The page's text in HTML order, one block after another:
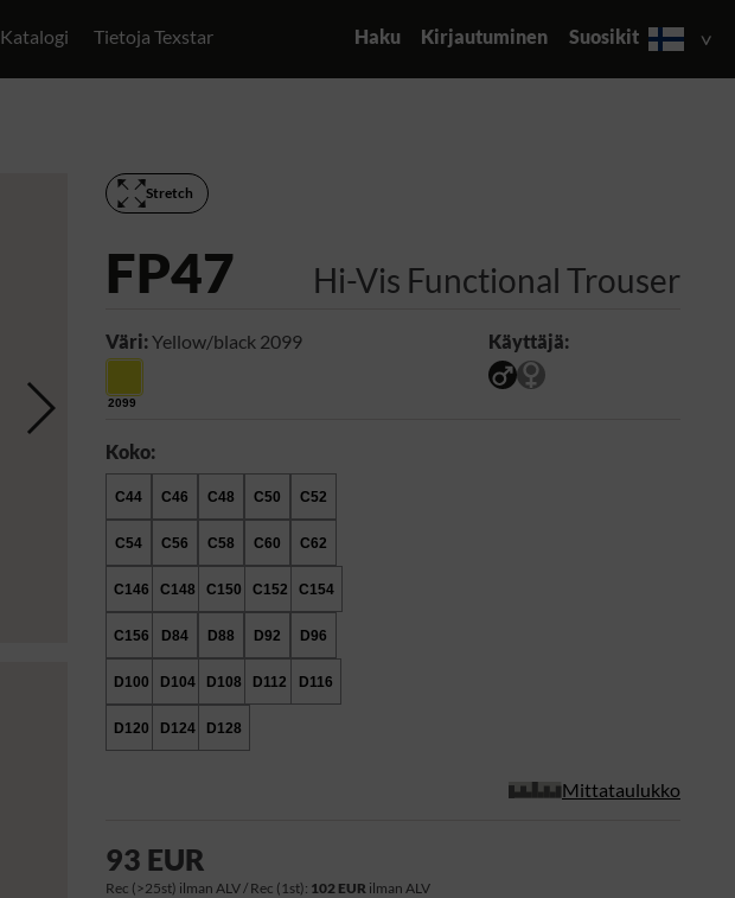
Katalogi Tietoja Texstar Haku Kirjautuminen Suosikit
Stretch
FP47 Hi-Vis Functional Trouser
Väri:Yellow/black 2099
2099
Käyttäjä:
Koko:
C44 C46 C48 C50 C52
C54 C56 C58 C60 C62
C146 C148 C150 C152 C154
C156 D84 D88 D92 D96
D100 D104 D108 D112 D116
D120 D124 D128
Mittataulukko
93 EUR
Rec (>25st) ilman ALV / Rec (1st): 102 EUR ilman ALV